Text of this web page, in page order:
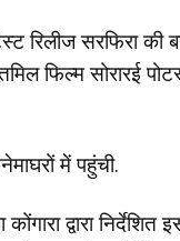
रिलीज सरफिरा की
फिल्म सोरारई
में पहुंची.
कोंगारा द्वारा